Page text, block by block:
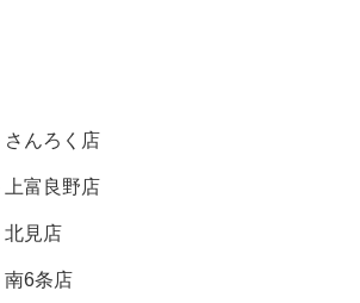
さんろく店
上富良野店
北見店
南6条店